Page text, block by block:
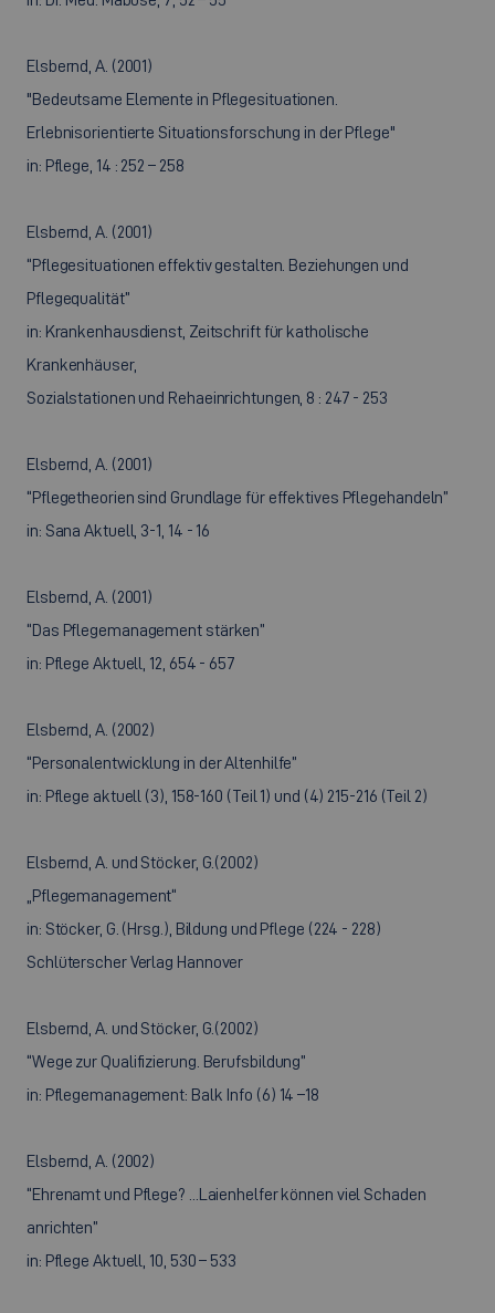
Elsbernd, A. (2001)
"Bedeutsame Elemente in Pflegesituationen.
Erlebnisorientierte Situationsforschung in der Pflege"
in: Pflege, 14 : 252 – 258
Elsbernd, A. (2001)
“Pflegesituationen effektiv gestalten. Beziehungen und
Pflegequalität”
in: Krankenhausdienst, Zeitschrift für katholische
Krankenhäuser,
Sozialstationen und Rehaeinrichtungen, 8 : 247 - 253
Elsbernd, A. (2001)
“Pflegetheorien sind Grundlage für effektives Pflegehandeln”
in: Sana Aktuell, 3-1, 14 - 16
Elsbernd, A. (2001)
“Das Pflegemanagement stärken”
in: Pflege Aktuell, 12, 654 - 657
Elsbernd, A. (2002)
“Personalentwicklung in der Altenhilfe”
in: Pflege aktuell (3), 158-160 (Teil 1) und (4) 215-216 (Teil 2)
Elsbernd, A. und Stöcker, G.(2002)
„Pflegemanagement“
in: Stöcker, G. (Hrsg.), Bildung und Pflege (224 - 228)
Schlüterscher Verlag Hannover
Elsbernd, A. und Stöcker, G.(2002)
“Wege zur Qualifizierung. Berufsbildung”
in: Pflegemanagement: Balk Info (6) 14 –18
Elsbernd, A. (2002)
“Ehrenamt und Pflege? ...Laienhelfer können viel Schaden
anrichten”
in: Pflege Aktuell, 10, 530 – 533